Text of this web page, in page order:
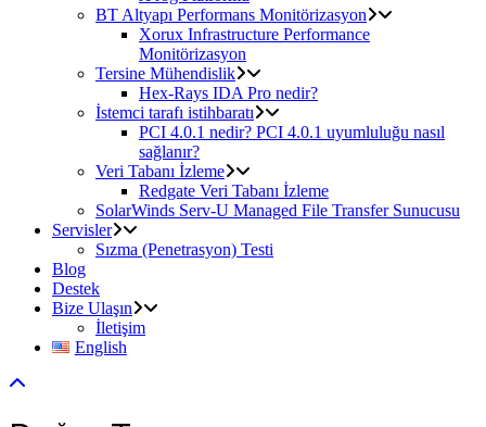
BT Altyapı Performans Monitörizasyon
Xorux Infrastructure Performance
Monitörizasyon
Tersine Mühendislik
Hex-Rays IDA Pro nedir?
İstemci tarafı istihbaratı
PCI 4.0.1 nedir? PCI 4.0.1 uyumluluğu nasıl
sağlanır?
Veri Tabanı İzleme
Redgate Veri Tabanı İzleme
SolarWinds Serv-U Managed File Transfer Sunucusu
Servisler
Sızma (Penetrasyon) Testi
Blog
Destek
Bize Ulaşın
İletişim
English